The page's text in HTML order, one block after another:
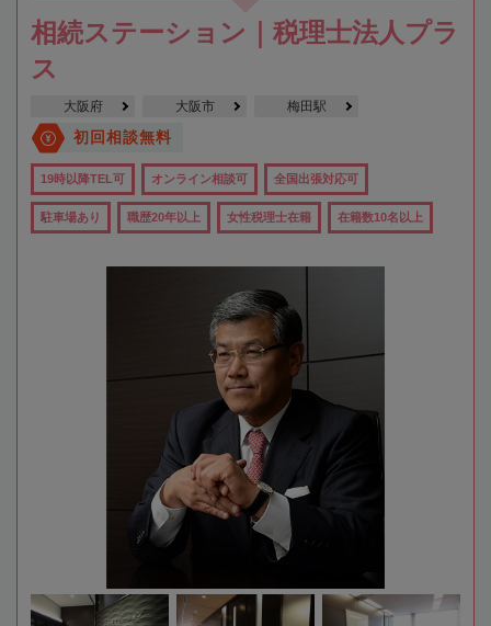
相続ステーション｜税理士法人プラ
ス
大阪府 大阪市 梅田駅
初回相談無料
19時以降TEL可 オンライン相談可 全国出張対応可
駐車場あり 職歴20年以上 女性税理士在籍 在籍数10名以上